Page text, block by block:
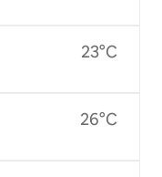
23°C
26°C